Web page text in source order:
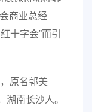
商业总经
十字会”而引
原名郭美
南长沙人。